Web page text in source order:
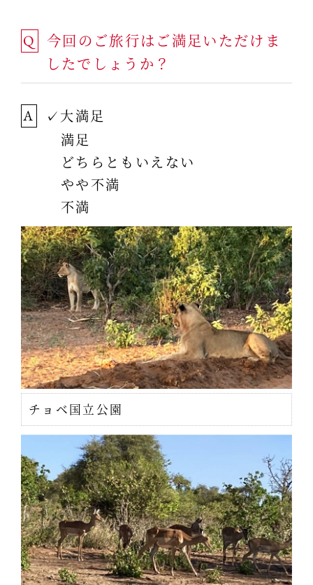
Q
今回のご旅行はご満足いただけま
したでしょうか？
A
✓大満足
満足
どちらともいえない
やや不満
不満
チョベ国立公園